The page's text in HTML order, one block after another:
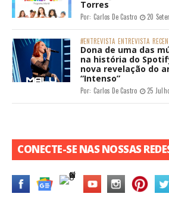
Torres
Por: Carlos De Castro 20
#ENTREVISTA ENTREVISTA
Dona de uma das
na história do
nova revelação do
“Intenso”
Por: Carlos De Castro 25
CONECTE-SE NAS NOSSAS